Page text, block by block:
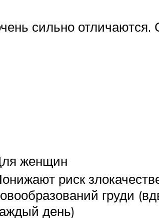
сильно отличаются.
женщин
риск
груди
день)